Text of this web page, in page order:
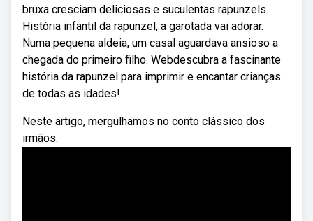
bruxa cresciam deliciosas e suculentas rapunzels.
História infantil da rapunzel, a garotada vai adorar.
Numa pequena aldeia, um casal aguardava ansioso a
chegada do primeiro filho. Webdescubra a fascinante
história da rapunzel para imprimir e encantar crianças
de todas as idades!
Neste artigo, mergulhamos no conto clássico dos
irmãos.